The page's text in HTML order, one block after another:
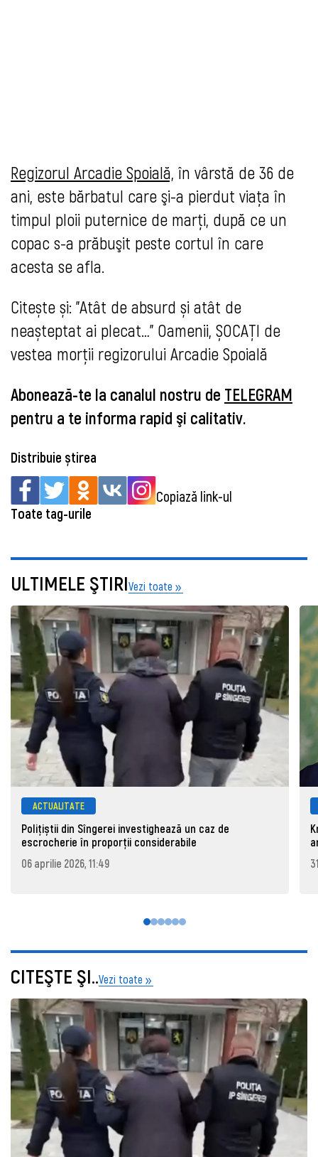
Regizorul Arcadie Spoială, în vârstă de 36 de
ani, este bărbatul care şi-a pierdut viaţa în
timpul ploii puternice de marți, după ce un
copac s-a prăbuşit peste cortul în care
acesta se afla.
Citește și: "Atât de absurd și atât de
neașteptat ai plecat…" Oamenii, ȘOCAȚI de
vestea morții regizorului Arcadie Spoială
Abonează-te la canalul nostru de TELEGRAM
pentru a te informa rapid şi calitativ.
Distribuie știrea
Copiază link-ul
Toate tag-urile
ULTIMELE ŞTIRIVezi toate
ACTUALITATE
Polițiștii din Sîngerei investighează un caz de
escrocherie în proporții considerabile
06 aprilie 2026, 11:49
CITEŞTE ŞI..Vezi toate